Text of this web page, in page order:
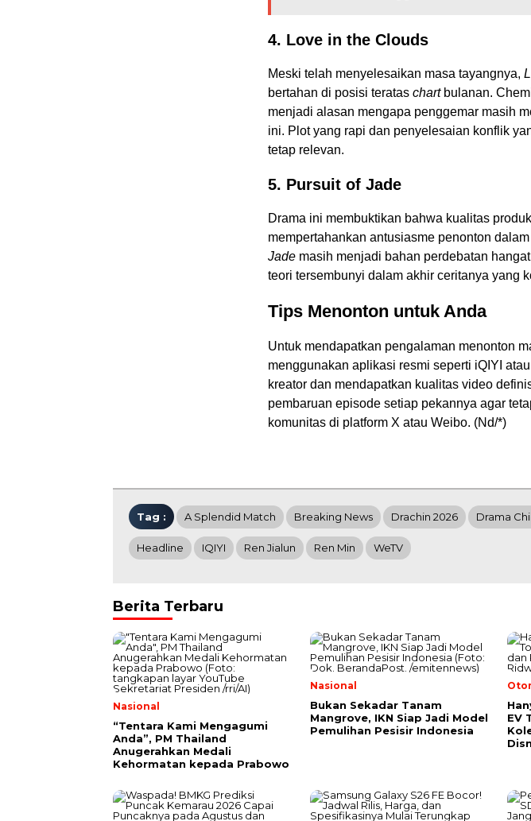
4. Love in the Clouds
Meski telah menyelesaikan masa tayangnya,
bertahan di posisi teratas chartbulanan.
menjadi alasan mengapa penggemar masih
ini. Plot yang rapi dan penyelesaian konflik
tetap relevan.
5. Pursuit of Jade
Drama ini membuktikan bahwa kualitas
mempertahankan antusiasme penonton
Jade masih menjadi bahan perdebatan
teori tersembunyi dalam akhir ceritanya yang
Tips Menonton untuk Anda
Untuk mendapatkan pengalaman menonton
menggunakan aplikasi resmi seperti iQIYI
kreator dan mendapatkan kualitas video
pembaruan episode setiap pekannya agar
komunitas di platform X atau Weibo. (Nd/*)
Tag : A Splendid Match Breaking News Drachin 2026 Drama
Headline IQIYI Ren Jialun Ren Min WeTV
Berita Terbaru
Nasional
“Tentara Kami Mengagumi
Anda”, PM Thailand
Anugerahkan Medali
Kehormatan kepada Prabowo
Nasional
Bukan Sekadar Tanam
Mangrove, IKN Siap Jadi Model
Pemulihan Pesisir Indonesia
EV